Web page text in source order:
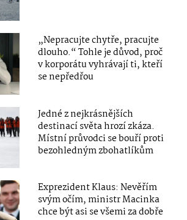
„Nepracujte chytře, pracujte
dlouho.“ Tohle je důvod, proč
v korporátu vyhrávají ti, kteří
se nepředřou
Jedné z nejkrásnějších
destinací světa hrozí zkáza.
Místní průvodci se bouří proti
bezohledným zbohatlíkům
Exprezident Klaus: Nevěřím
svým očím, ministr Macinka
chce být asi se všemi za dobře